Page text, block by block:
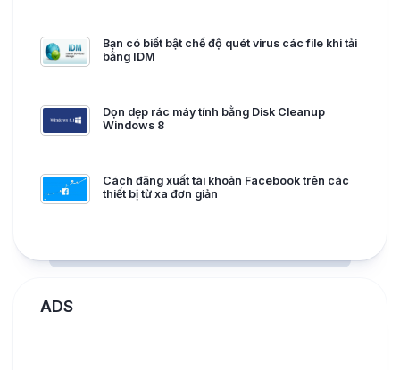
Bạn có biết bật chế độ quét virus các file khi tải
bằng IDM
Dọn dẹp rác máy tính bằng Disk Cleanup
Windows 8
Cách đăng xuất tài khoản Facebook trên các
thiết bị từ xa đơn giản
ADS